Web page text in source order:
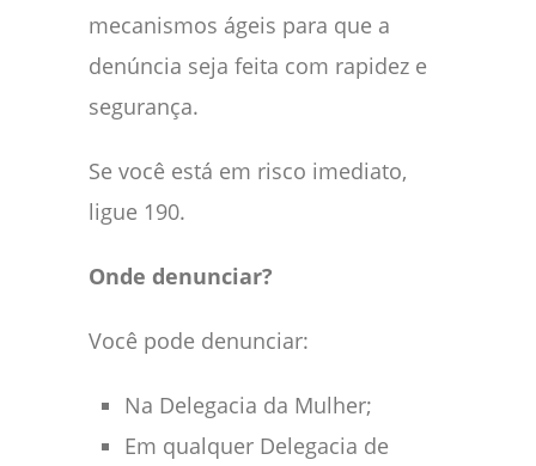
mecanismos ágeis para que a
denúncia seja feita com rapidez e
segurança.
Se você está em risco imediato,
ligue 190.
Onde denunciar?
Você pode denunciar:
Na Delegacia da Mulher;
Em qualquer Delegacia de